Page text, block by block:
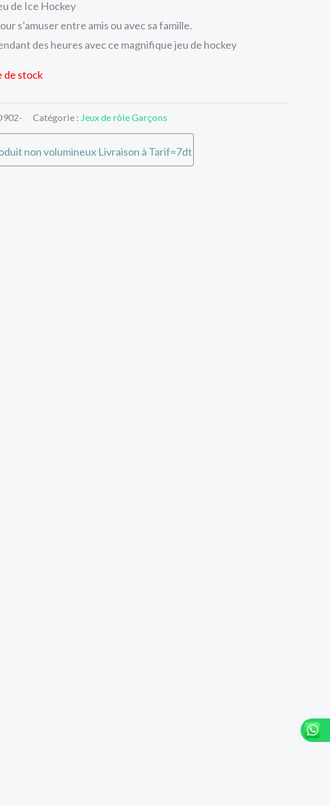
de Ice Hockey
s’amuser entre amis ou avec sa famille.
des heures avec ce magnifique jeu de hockey
de stock
Catégorie : Jeux de rôle Garçons
non volumineux Livraison à Tarif=7dt